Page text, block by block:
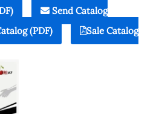
Send Catalog
(PDF)
Sale Catalog